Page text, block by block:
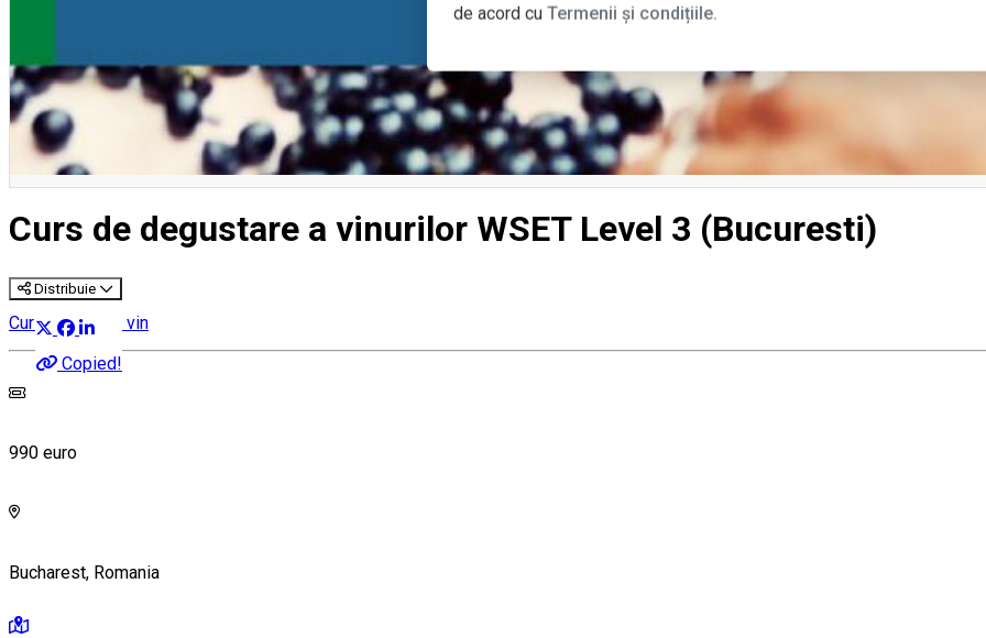
de acord cu Termenii și condițiile.
Curs de degustare a vinurilor WSET Level 3 (Bucuresti)
Distribuie
Copied!
Cursuri despre vin
990 euro
Bucharest, Romania